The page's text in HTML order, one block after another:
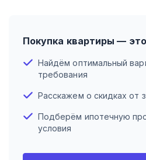
Покупка квартиры —
Найдём оптимальный
требования
Расскажем о скидках от
Подберём ипотечную
условия